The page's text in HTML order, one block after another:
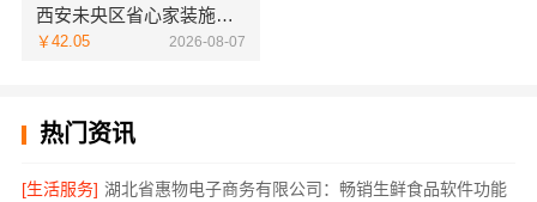
西安未央区省心家装施工毛坯房材料靠谱——居安天成（西安）建筑工程有限责任公司
￥42.05 2026-08-07
热门资讯
[生活服务] 湖北省惠物电子商务有限公司：畅销生鲜食品软件功能